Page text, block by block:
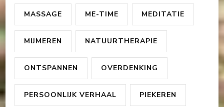
MASSAGE ME-TIME MEDITATIE
MIJMEREN NATUURTHERAPIE
ONTSPANNEN OVERDENKING
PERSOONLIJK VERHAAL PIEKEREN